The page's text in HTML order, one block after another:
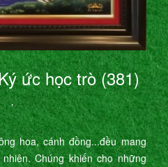
ức học trò (381)
’
hoa, cánh đồng...đều mang
Chúng khiến cho những